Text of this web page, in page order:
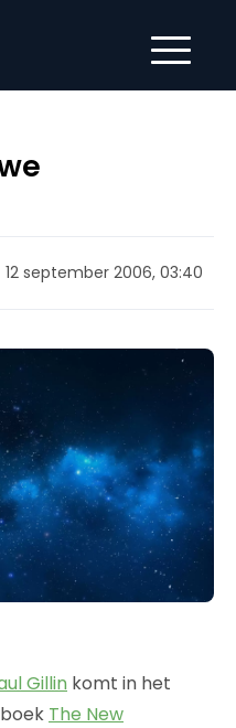
12 september 2006, 03:40
Gillin komt in het
The New